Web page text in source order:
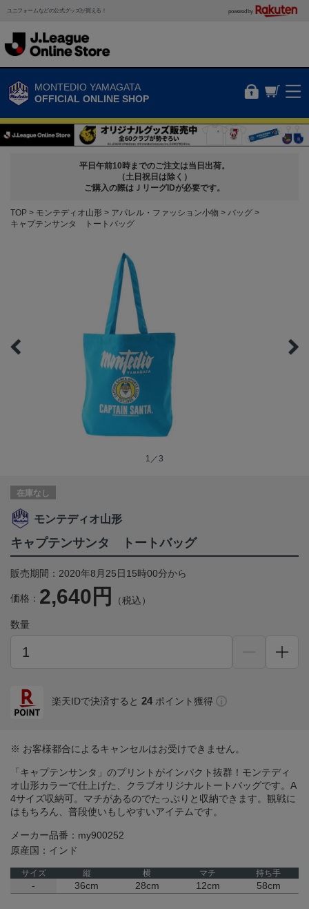
ユニフォームなどの公式グッズが買える！ powered by
MONTEDIO YAMAGATA
OFFICIAL ONLINE SHOP
平日午前10時までのご注文は当日出荷。
（土日祝日は除く）
ご購入の際はＪリーグIDが必要です。
TOP モンテディオ山形 アパレル・ファッション小物
バッグ
キャプテンサンタ トートバッグ
1／3
在庫なし
モンテディオ山形
キャプテンサンタ トートバッグ
販売期間：2020年8月25日15時00分から
価格： 2,640円 （税込）
数量
楽天IDで決済すると 24 ポイント獲得
※ お客様都合によるキャンセルはお受けできません。
「キャプテンサンタ」のプリントがインパクト抜群！モンテディ
オ山形カラーで仕上げた、クラブオリジナルトートバッグです。A
4サイズ収納可。マチがあるのでたっぷりと収納できます。観戦に
はもちろん、普段使いもしやすいアイテムです。
メーカー品番：my900252
原産国：インド
サイズ 縦 横 マチ 持ち手
- 36cm 28cm 12cm 58cm